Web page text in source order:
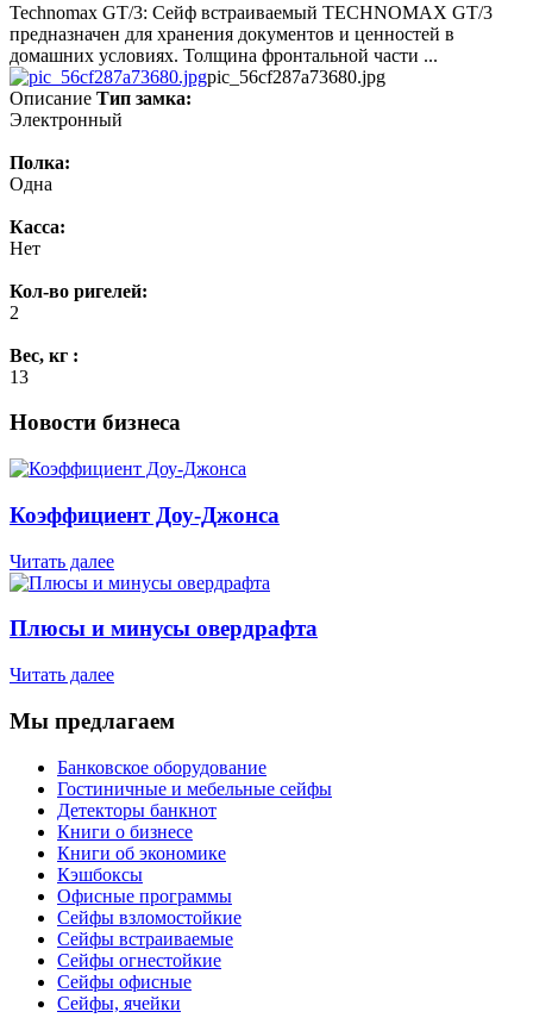
Technomax GT/3: Сейф встраиваемый TECHNOMAX GT/3
предназначен для хранения документов и ценностей в
домашних условиях. Толщина фронтальной части ...
pic_56cf287a73680.jpg
Описание Тип замка:
Электронный
Полка:
Одна
Касса:
Нет
Кол-во ригелей:
2
Вес, кг :
13
Новости бизнеса
Коэффициент Доу-Джонса
Читать далее
Плюсы и минусы овердрафта
Читать далее
Мы предлагаем
Банковское оборудование
Гостиничные и мебельные сейфы
Детекторы банкнот
Книги о бизнесе
Книги об экономике
Кэшбоксы
Офисные программы
Сейфы взломостойкие
Сейфы встраиваемые
Сейфы огнестойкие
Сейфы офисные
Сейфы, ячейки